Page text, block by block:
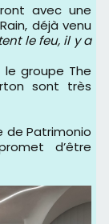
avec une
déjà venu
le feu, il y a
le groupe The
sont très
de Patrimonio
d’être